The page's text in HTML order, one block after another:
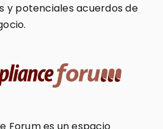
y potenciales acuerdos de